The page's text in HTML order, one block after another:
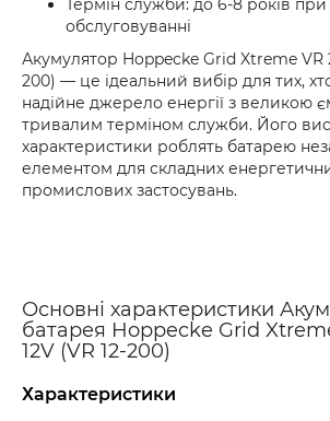
Термін служби: до 6-8 років
обслуговуванні
Акумулятор Hoppecke Grid Xtreme VR
200) — це ідеальний вибір для тих,
надійне джерело енергії з великою
тривалим терміном служби. Його
характеристики роблять батарею
елементом для складних
промислових застосувань.
Основні характеристики
батарея Hoppecke Grid
12V (VR 12-200)
Характеристики